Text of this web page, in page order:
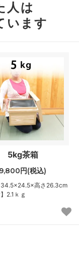
人は
います
5kg茶箱
9,800円(税込)
34.5×24.5×高さ26.3cm
2.1ｋｇ